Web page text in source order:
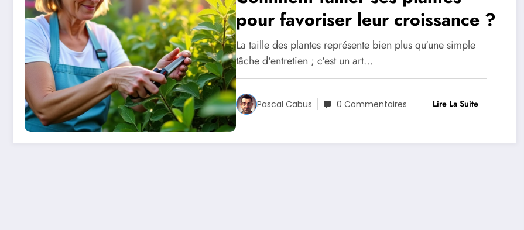
pour favoriser leur croissance ?
La taille des plantes représente bien plus qu'une simple
tâche d'entretien ; c'est un art…
Pascal Cabus 0 Commentaires Lire La Suite